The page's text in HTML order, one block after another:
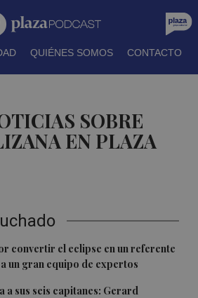
QUIÉNES SOMOS CONTACTO
SOBRE
EN PLAZA
convertir el eclipse en un referente
un gran equipo de expertos
a sus seis capitanes: Gerard